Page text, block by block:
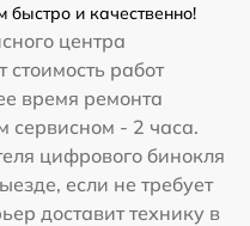
и качественно!
центра
стоимость работ
время ремонта
сервисном - 2 часа.
цифрового бинокля
если не требует
доставит технику в